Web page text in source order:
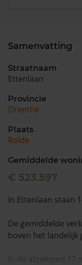
Samenvatting
Straatnaam
Ettenlaan
Provincie
Drenthe
Plaats
Rolde
Gemiddelde
€ 523.597
In Ettenlaan staan
De gemiddelde
boven het landelijk
In de afgelopen 12